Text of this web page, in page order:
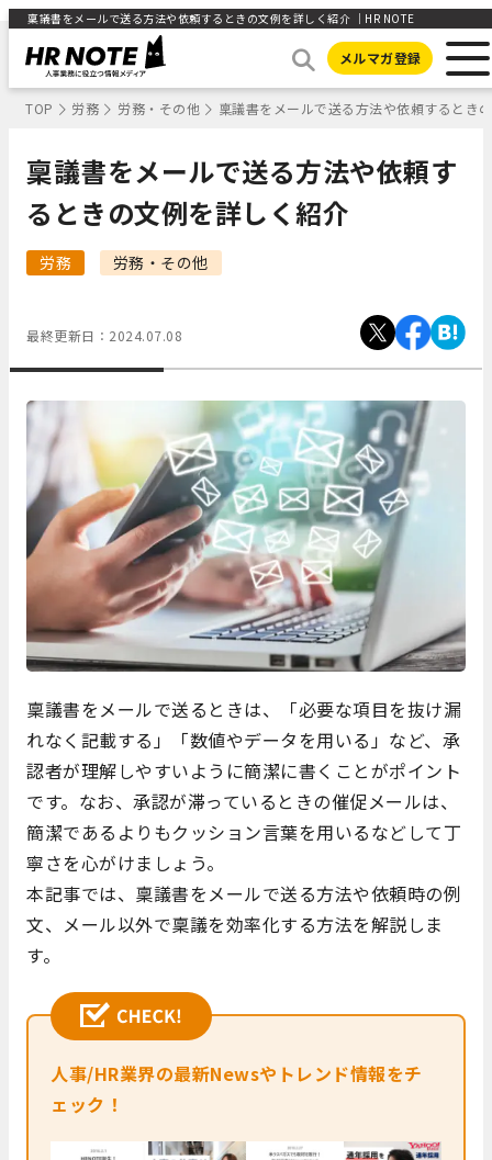
稟議書をメールで送る方法や依頼するときの文例を詳しく紹介 ｜HR NOTE
メルマガ登録
TOP 労務 労務・その他 稟議書をメールで送る方法や依頼するとき
稟議書をメールで送る方法や依頼す
るときの文例を詳しく紹介
労務 労務・その他
最終更新日： 2024.07.08
稟議書をメールで送るときは、「必要な項目を抜け漏
れなく記載する」「数値やデータを用いる」など、承
認者が理解しやすいように簡潔に書くことがポイント
です。なお、承認が滞っているときの催促メールは、
簡潔であるよりもクッション言葉を用いるなどして丁
寧さを心がけましょう。
本記事では、稟議書をメールで送る方法や依頼時の例
文、メール以外で稟議を効率化する方法を解説しま
す。
人事/HR業界の最新Newsやトレンド情報をチ
ェック！